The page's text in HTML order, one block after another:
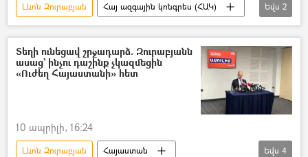
Լևոն Զուրաբյան
Հայ ազգային կոնգրես (ՀԱԿ)
Ծիծեռնակաբերդ
Հայոց ցեղասպանություն
Եվս 2
Տեղի ունեցավ շրջադարձ. Զուրաբյանն
ասաց` ինչու դաշինք չկազմեցին
«Ուժեղ Հայաստանի» հետ
10 ապրիլի, 16:24
Լևոն Զուրաբյան
Հայաստան
Եվս 4